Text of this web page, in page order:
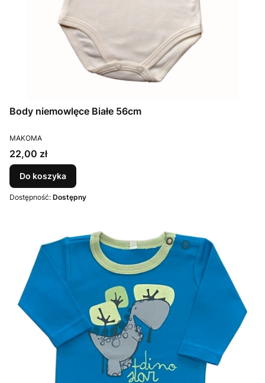
Body niemowlęce Białe 56cm
PRODUCENT
MAKOMA
Cena
22,00 zł
Do koszyka
Dostępność: Dostępny